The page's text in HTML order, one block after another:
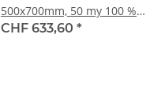
500x700mm, 50 my 100 %
biologisch abbaubar
CHF 633,60 *